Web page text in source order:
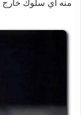
منه أي سلوك خارج